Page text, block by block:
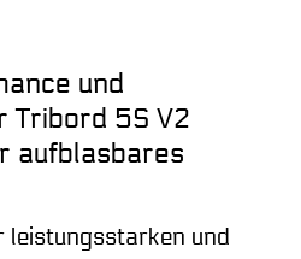
und
Tribord 5S V2
aufblasbares
leistungsstarken und